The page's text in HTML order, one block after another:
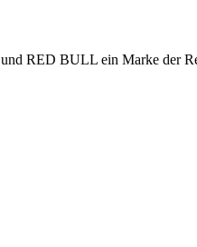
RED BULL ein Marke der